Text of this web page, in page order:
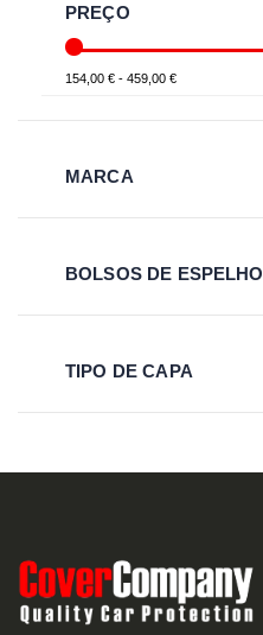
PREÇO
154,00 € - 459,00 €
MARCA
BOLSOS DE ESPELHO
TIPO DE CAPA